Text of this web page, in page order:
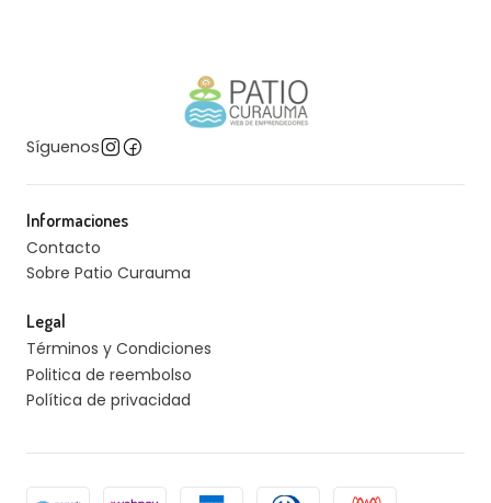
Síguenos
Informaciones
Contacto
Sobre Patio Curauma
Legal
Términos y Condiciones
Politica de reembolso
Política de privacidad